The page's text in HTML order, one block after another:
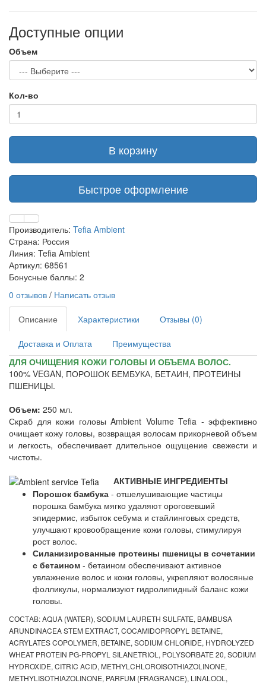
Доступные опции
Объем
Кол-во
В корзину
Быстрое оформление
Производитель: Tefia Ambient
Страна: Россия
Линия: Tefia Ambient
Артикул: 68561
Бонусные баллы: 2
0 отзывов / Написать отзыв
Описание Характеристики Отзывы (0)
Доставка и Оплата
Преимущества
ДЛЯ ОЧИЩЕНИЯ КОЖИ ГОЛОВЫ И ОБЪЕМА ВОЛОС.
100% VEGAN, ПОРОШОК БЕМБУКА, БЕТАИН, ПРОТЕИНЫ
ПШЕНИЦЫ.
Объем: 250 мл.
Скраб для кожи головы Ambient Volume Tefia - эффективно
очищает кожу головы, возвращая волосам прикорневой объем
и легкость, обеспечивает длительное ощущение свежести и
чистоты.
АКТИВНЫЕ ИНГРЕДИЕНТЫ
Порошок бамбука - отшелушивающие частицы
порошка бамбука мягко удаляют ороговевший
эпидермис, избыток себума и стайлинговых средств,
улучшают кровообращение кожи головы, стимулируя
рост волос.
Силанизированные протеины пшеницы в сочетании
с бетаином - бетаином обеспечивают активное
увлажнение волос и кожи головы, укрепляют волосяные
фолликулы, нормализуют гидролипидный баланс кожи
головы.
СОСТАВ: AQUA (WATER), SODIUM LAURETH SULFATE, BAMBUSA
ARUNDINACEA STEM EXTRACT, COCAMIDOPROPYL BETAINE,
ACRYLATES COPOLYMER, BETAINE, SODIUM CHLORIDE, HYDROLYZED
WHEAT PROTEIN PG-PROPYL SILANETRIOL, POLYSORBATE 20, SODIUM
HYDROXIDE, CITRIC ACID, METHYLCHLOROISOTHIAZOLINONE,
METHYLISOTHIAZOLINONE, PARFUM (FRAGRANCE), LINALOOL,